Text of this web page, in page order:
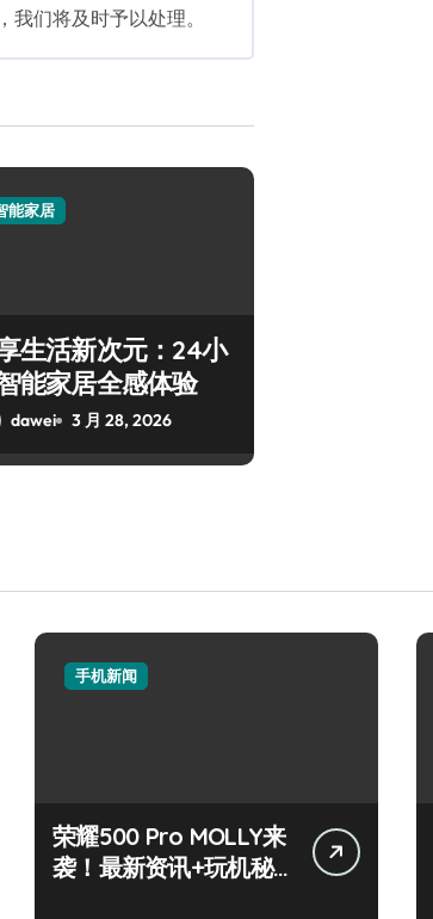
们将及时予以处理。
能家居
生活新次元：24小
能家居全感体验
dawei 3 月 28, 2026
手机新闻
荣耀500 Pro MOLLY来
袭！最新资讯+玩机秘